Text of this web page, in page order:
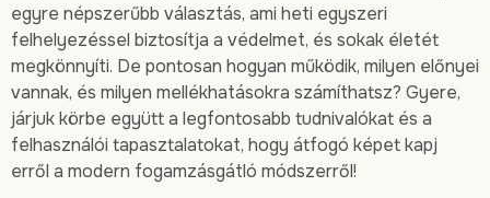
egyre népszerűbb választás, ami heti egyszeri
felhelyezéssel biztosítja a védelmet, és sokak életét
megkönnyíti. De pontosan hogyan működik, milyen előnyei
vannak, és milyen mellékhatásokra számíthatsz? Gyere,
járjuk körbe együtt a legfontosabb tudnivalókat és a
felhasználói tapasztalatokat, hogy átfogó képet kapj
erről a modern fogamzásgátló módszerről!